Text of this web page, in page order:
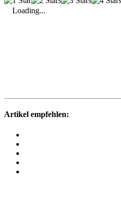
Loading...
Artikel empfehlen: